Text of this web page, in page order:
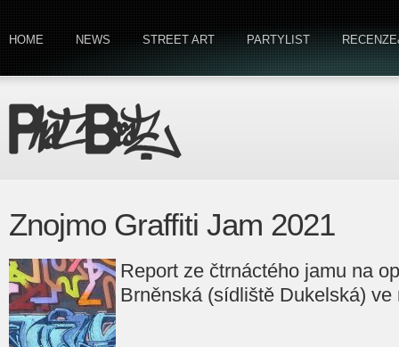
HOME NEWS STREET ART PARTYLIST
Znojmo Graffiti Jam 2021
Report ze čtrnáctého jamu na
Brněnská (sídliště Dukelská)